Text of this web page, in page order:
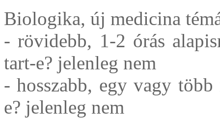
Biologika, új medicina
- rövidebb, 1-2 órás
tart-e? jelenleg nem
- hosszabb, egy vagy
e? jelenleg nem